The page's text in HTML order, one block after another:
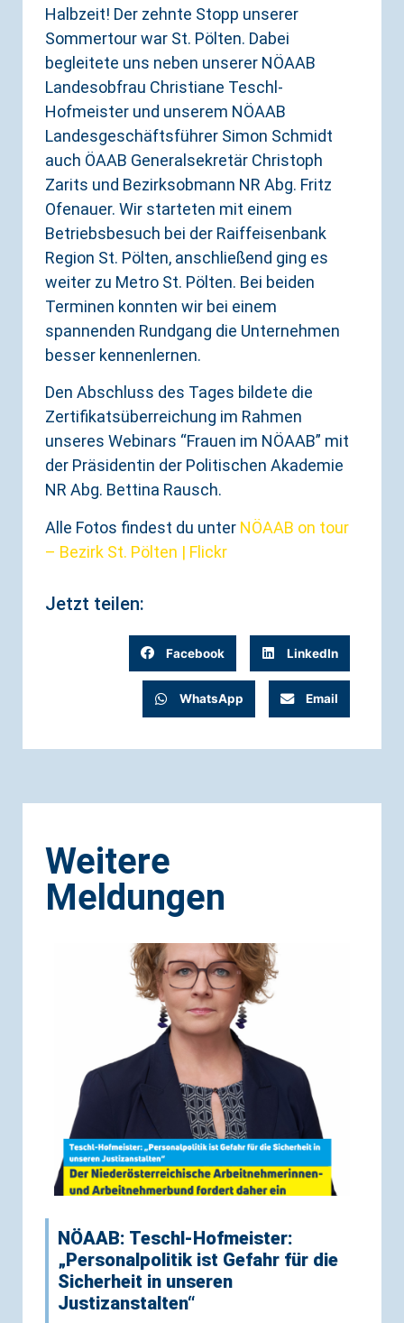
Halbzeit! Der zehnte Stopp unserer
Sommertour war St. Pölten. Dabei
begleitete uns neben unserer NÖAAB
Landesobfrau Christiane Teschl-
Hofmeister und unserem NÖAAB
Landesgeschäftsführer Simon Schmidt
auch ÖAAB Generalsekretär Christoph
Zarits und Bezirksobmann NR Abg. Fritz
Ofenauer. Wir starteten mit einem
Betriebsbesuch bei der Raiffeisenbank
Region St. Pölten, anschließend ging es
weiter zu Metro St. Pölten. Bei beiden
Terminen konnten wir bei einem
spannenden Rundgang die Unternehmen
besser kennenlernen.
Den Abschluss des Tages bildete die
Zertifikatsüberreichung im Rahmen
unseres Webinars “Frauen im NÖAAB” mit
der Präsidentin der Politischen Akademie
NR Abg. Bettina Rausch.
Alle Fotos findest du unter NÖAAB on tour
– Bezirk St. Pölten | Flickr
Jetzt teilen:
Facebook LinkedIn
WhatsApp Email
Weitere
Meldungen
NÖAAB: Teschl-Hofmeister:
„Personalpolitik ist Gefahr für die
Sicherheit in unseren
Justizanstalten“